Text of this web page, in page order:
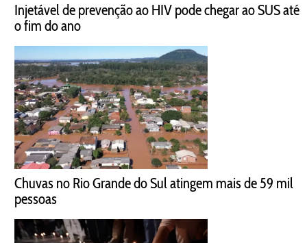
Injetável de prevenção ao HIV pode chegar ao SUS até
o fim do ano
Chuvas no Rio Grande do Sul atingem mais de 59 mil
pessoas